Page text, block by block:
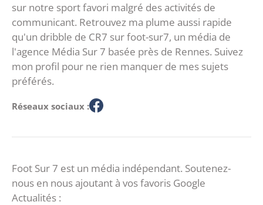
sur notre sport favori malgré des activités de
communicant. Retrouvez ma plume aussi rapide
qu'un dribble de CR7 sur foot-sur7, un média de
l'agence Média Sur 7 basée près de Rennes. Suivez
mon profil pour ne rien manquer de mes sujets
préférés.
Réseaux sociaux :
Foot Sur 7 est un média indépendant. Soutenez-
nous en nous ajoutant à vos favoris Google
Actualités :